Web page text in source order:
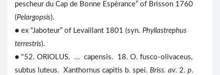
pescheur du Cap de Bonne Espérance” of Brisson 1760
(Pelargopsis).
● ex “Jaboteur” of Levaillant 1801 (syn. Phyllastrephus
terrestris).
● "52. ORIOLUS. ... capensis. 18. O. fusco-olivaceus,
subtus luteus. Xanthornus capitis b. spei. Briss. av. 2. p.